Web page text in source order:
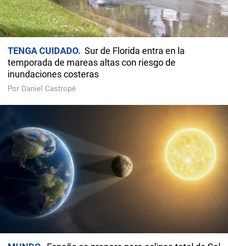
TENGA CUIDADO
Sur de Florida entra en la
temporada de mareas altas con riesgo de
inundaciones costeras
Por Daniel Castropé